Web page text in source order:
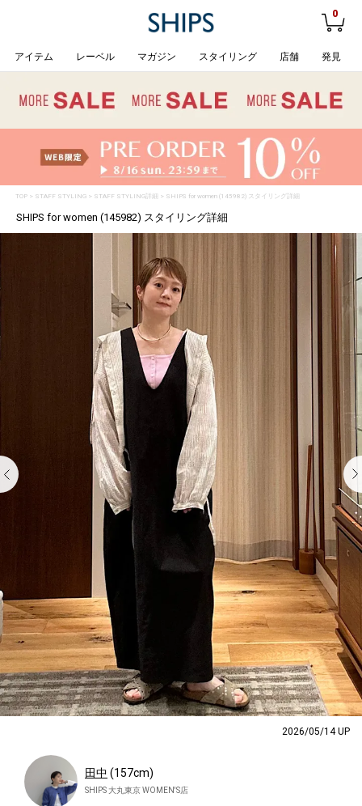
0
アイテム レーベル マガジン スタイリング 店舗 発見
TOP> STAFF STYLING> STAFF STYLING詳細 > SHIPS for women (145982) スタイリング詳細
SHIPS for women (145982) スタイリング詳細
2026/05/14 UP
田中 (157cm)
SHIPS 大丸東京 WOMEN'S店